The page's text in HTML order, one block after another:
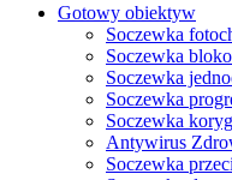
Gotowy obiektyw
Soczewka
Soczewka
Soczewka
Soczewka
Soczewka
Antywirus
Soczewka